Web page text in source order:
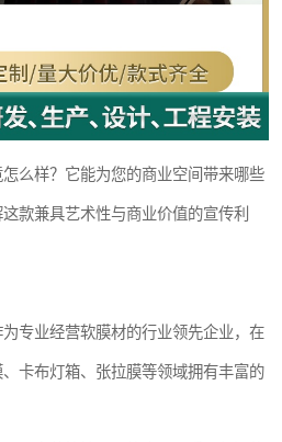
么样？它能为您的商业空间带来哪些
款兼具艺术性与商业价值的宣传利
专业经营软膜材的行业领先企业，在
卡布灯箱、张拉膜等领域拥有丰富的